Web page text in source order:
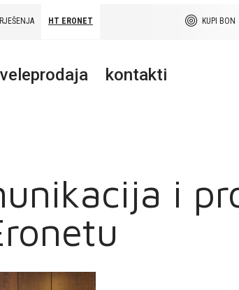
KUPI BON
HT ERONET
veleprodaja kontakti
i